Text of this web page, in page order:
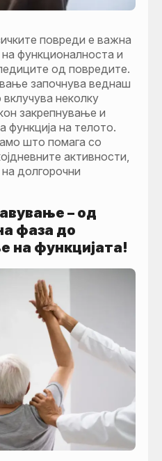
повреди е важна
функционалноста и
од повредите.
започнува веднаш
неколку
закрепнување и
функција на телото.
што помага со
активности,
на долгорочни
– од
фаза до
на функцијата!